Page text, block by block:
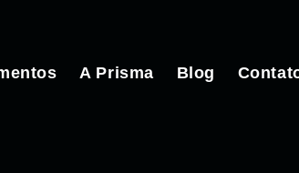
A Prisma Blog